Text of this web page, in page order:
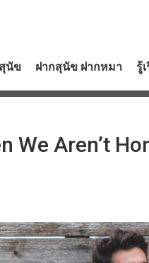
นัข ฝากสุนัข ฝากหมา รู้
We Aren’t